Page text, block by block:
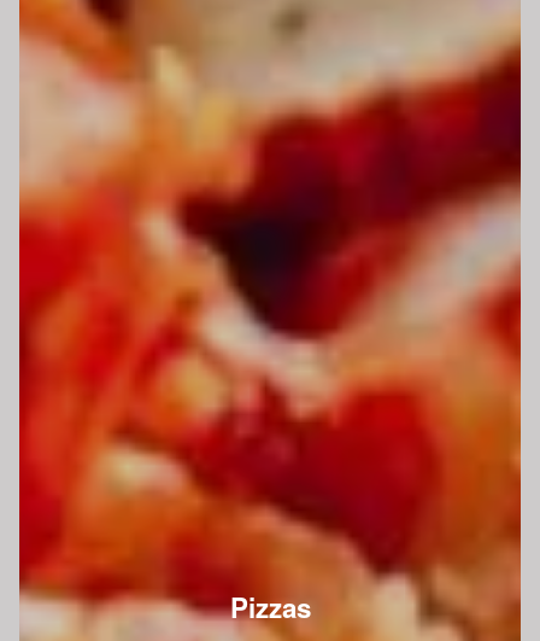
Pizzas